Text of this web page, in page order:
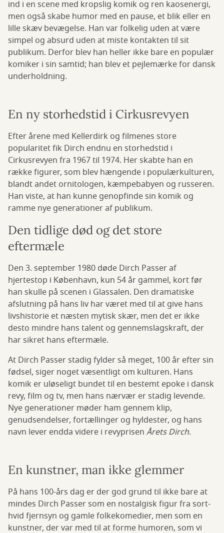
ind i en scene med kropslig komik og ren kaosenergi,
men også skabe humor med en pause, et blik eller en
lille skæv bevægelse. Han var folkelig uden at være
simpel og absurd uden at miste kontakten til sit
publikum. Derfor blev han heller ikke bare en populær
komiker i sin samtid; han blev et pejlemærke for dansk
underholdning.
En ny storhedstid i Cirkusrevyen
Efter årene med Kellerdirk og filmenes store
popularitet fik Dirch endnu en storhedstid i
Cirkusrevyen fra 1967 til 1974. Her skabte han en
række figurer, som blev hængende i populærkulturen,
blandt andet ornitologen, kæmpebabyen og russeren.
Han viste, at han kunne genopfinde sin komik og
ramme nye generationer af publikum.
Den tidlige død og det store
eftermæle
Den 3. september 1980 døde Dirch Passer af
hjertestop i København, kun 54 år gammel, kort før
han skulle på scenen i Glassalen. Den dramatiske
afslutning på hans liv har været med til at give hans
livshistorie et næsten mytisk skær, men det er ikke
desto mindre hans talent og gennemslagskraft, der
har sikret hans eftermæle.
At Dirch Passer stadig fylder så meget, 100 år efter sin
fødsel, siger noget væsentligt om kulturen. Hans
komik er uløseligt bundet til en bestemt epoke i dansk
revy, film og tv, men hans nærvær er stadig levende.
Nye generationer møder ham gennem klip,
genudsendelser, fortællinger og hyldester, og hans
navn lever endda videre i revyprisen Årets Dirch.
En kunstner, man ikke glemmer
På hans 100-års dag er der god grund til ikke bare at
mindes Dirch Passer som en nostalgisk figur fra sort-
hvid fjernsyn og gamle folkekomedier, men som en
kunstner, der var med til at forme humoren, som vi